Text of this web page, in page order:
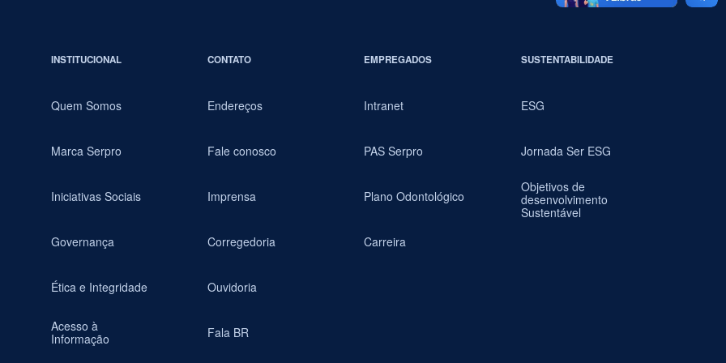
INSTITUCIONAL
Quem Somos
Marca Serpro
Iniciativas Sociais
Governança
Ética e Integridade
Acesso à
Informação
CONTATO
Endereços
Fale conosco
Imprensa
Corregedoria
Ouvidoria
Fala BR
EMPREGADOS
Intranet
PAS Serpro
Plano Odontológico
Carreira
SUSTENTABILIDADE
ESG
Jornada Ser ESG
Objetivos de
desenvolvimento
Sustentável